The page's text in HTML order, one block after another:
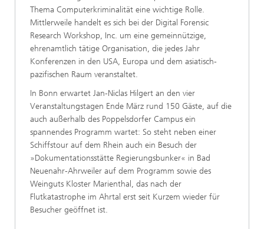
Thema Computerkriminalität eine wichtige Rolle.
Mittlerweile handelt es sich bei der Digital Forensic
Research Workshop, Inc. um eine gemeinnützige,
ehrenamtlich tätige Organisation, die jedes Jahr
Konferenzen in den USA, Europa und dem asiatisch-
pazifischen Raum veranstaltet.
In Bonn erwartet Jan-Niclas Hilgert an den vier
Veranstaltungstagen Ende März rund 150 Gäste, auf die
auch außerhalb des Poppelsdorfer Campus ein
spannendes Programm wartet: So steht neben einer
Schiffstour auf dem Rhein auch ein Besuch der
»Dokumentationsstätte Regierungsbunker« in Bad
Neuenahr-Ahrweiler auf dem Programm sowie des
Weinguts Kloster Marienthal, das nach der
Flutkatastrophe im Ahrtal erst seit Kurzem wieder für
Besucher geöffnet ist.